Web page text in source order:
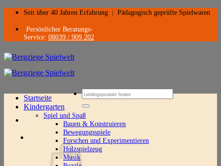
Zum
springen
Seit über 40 Jahren Erfahrung Pädagogisch geprüfte Spielwaren
Persönlicher Beratungs-
Service: 08039 / 909 202
Suchen
nach:
Startseite
Kindergarten
Spiel und Spaß
Bauen & Konstruieren
Bewegungsspiele
Forschen und Experimentieren
Holzspielzeug
Musik